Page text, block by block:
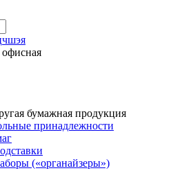
чшэя
бумажная продукция
принадлежности
(«органайзеры»)